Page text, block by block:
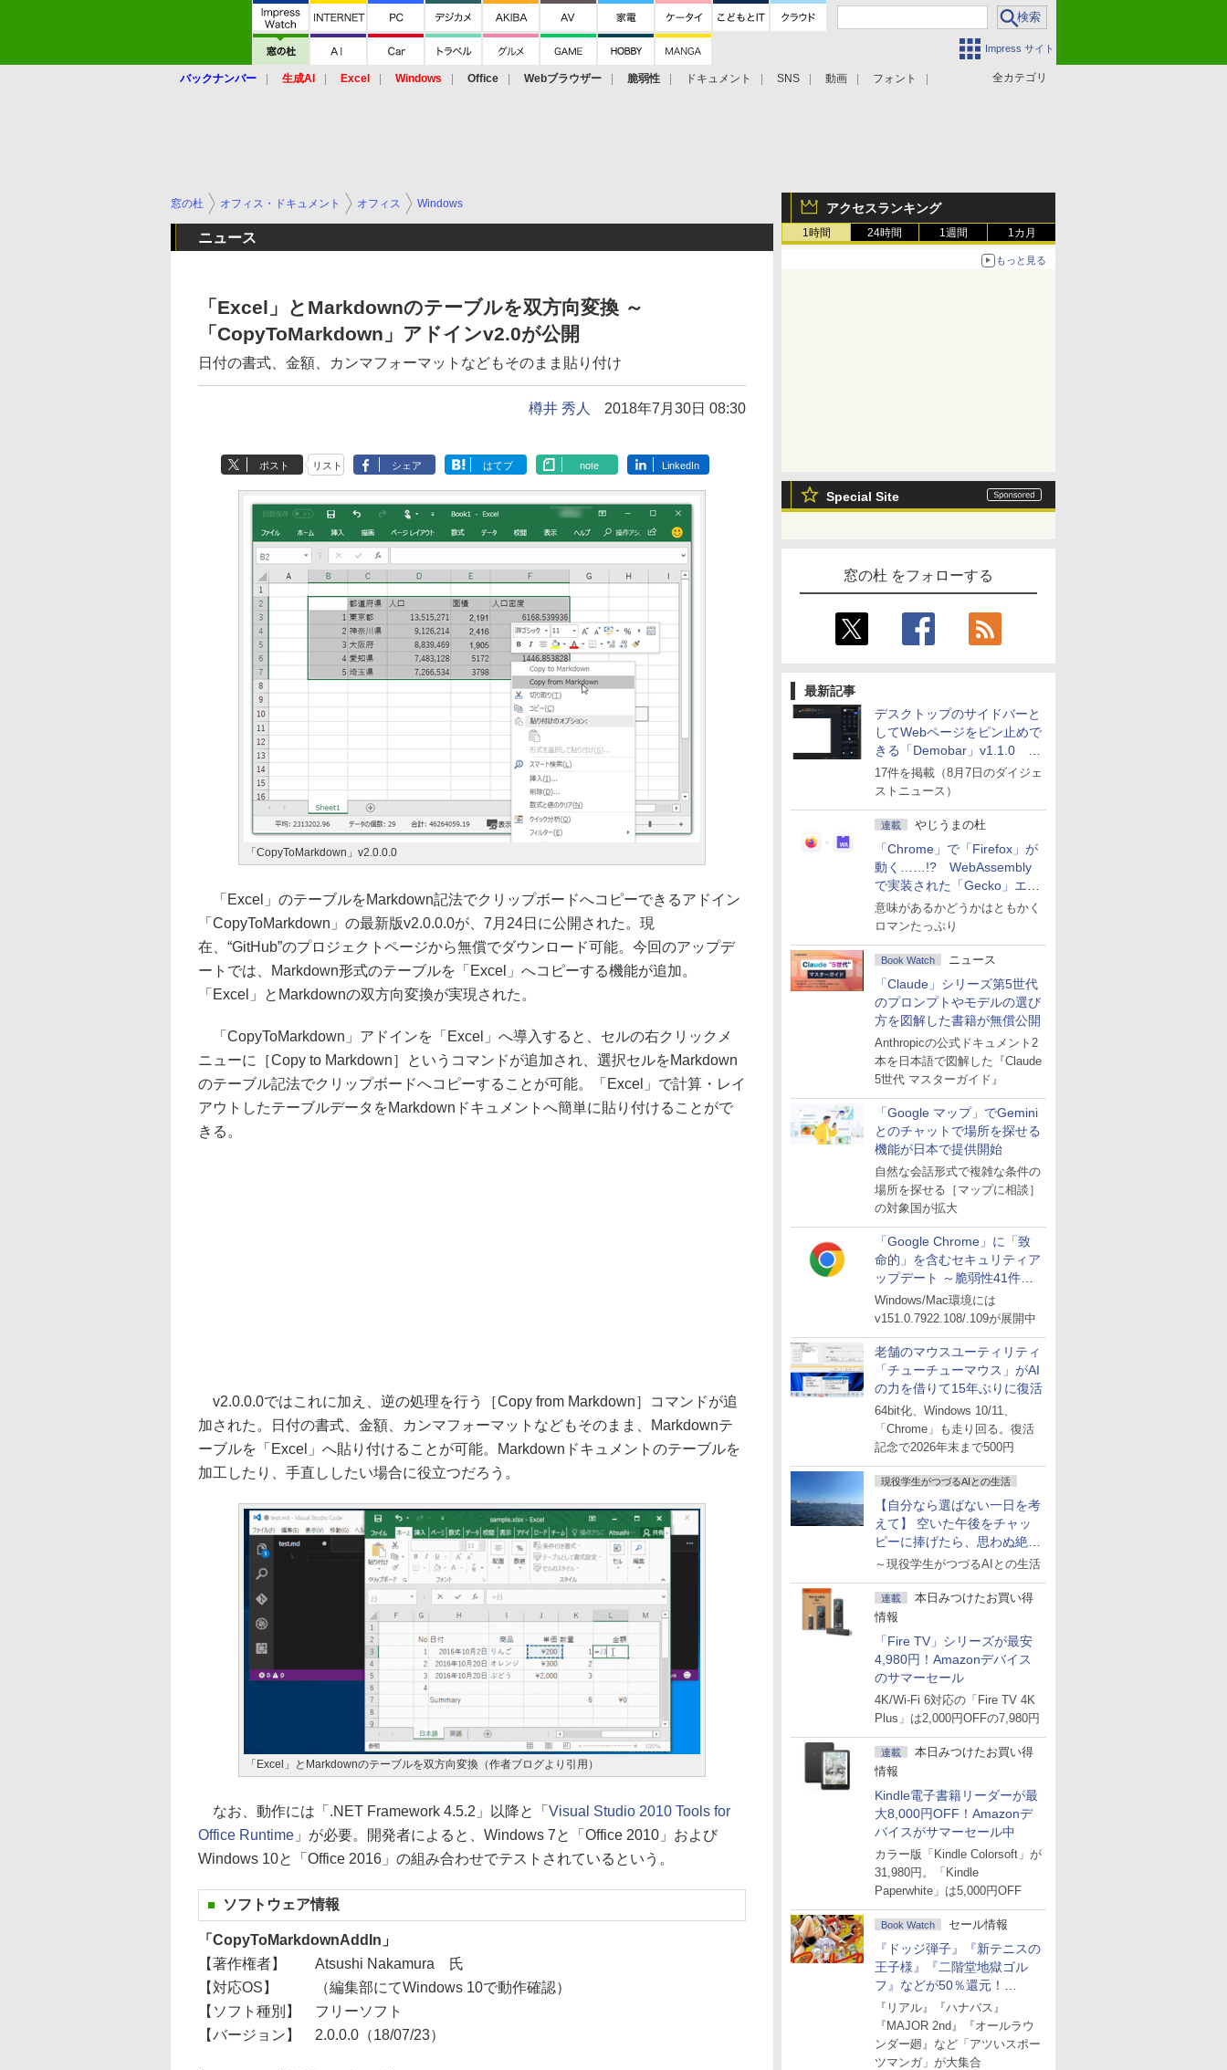
Impress サイト
全カテゴリ
バックナンバー 生成AI Excel Windows Office Webブラウザー 脆弱性 ドキュメント SNS 動画 フォント
アクセスランキング
1時間 24時間 1週間 1カ月
もっと見る
Special Site
窓の杜 をフォローする
最新記事
デスクトップのサイドバーと
してWebページをピン止めで
きる「Demobar」v1.1.0 ほ
か
17件を掲載（8月7日のダイジェ
ストニュース）
連載 やじうまの杜
「Chrome」で「Firefox」が
動く……!? WebAssembly
で実装された「Gecko」エン
ジン
意味があるかどうかはともかく
ロマンたっぷり
Book Watch ニュース
「Claude」シリーズ第5世代
のプロンプトやモデルの選び
方を図解した書籍が無償公開
Anthropicの公式ドキュメント2
本を日本語で図解した『Claude
5世代 マスターガイド』
「Google マップ」でGemini
とのチャットで場所を探せる
機能が日本で提供開始
自然な会話形式で複雑な条件の
場所を探せる［マップに相談］
の対象国が拡大
「Google Chrome」に「致
命的」を含むセキュリティア
ップデート ～脆弱性41件に
対処
Windows/Mac環境には
v151.0.7922.108/.109が展開中
老舗のマウスユーティリティ
「チューチューマウス」がAI
の力を借りて15年ぶりに復活
64bit化、Windows 10/11、
「Chrome」も走り回る。復活
記念で2026年末まで500円
現役学生がつづるAIとの生活
【自分なら選ばない一日を考
えて】 空いた午後をチャッ
ピーに捧げたら、思わぬ絶景
に出会った話
～現役学生がつづるAIとの生活
連載
本日みつけたお買い得
情報
「Fire TV」シリーズが最安
4,980円！Amazonデバイス
のサマーセール
4K/Wi-Fi 6対応の「Fire TV 4K
Plus」は2,000円OFFの7,980円
連載
本日みつけたお買い得
情報
Kindle電子書籍リーダーが最
大8,000円OFF！Amazonデ
バイスがサマーセール中
カラー版「Kindle Colorsoft」が
31,980円。「Kindle
Paperwhite」は5,000円OFF
Book Watch セール情報
『ドッジ弾子』『新テニスの
王子様』『二階堂地獄ゴル
フ』などが50％還元！
Amazonマンガ週末セール
『リアル』『ハナバス』
『MAJOR 2nd』『オールラウ
ンダー廻』など「アツいスポー
ツマンガ」が大集合
窓の杜 オフィス・ドキュメント オフィス Windows
ニュース
「Excel」とMarkdownのテーブルを双方向変換 ～
「CopyToMarkdown」アドインv2.0が公開
日付の書式、金額、カンマフォーマットなどもそのまま貼り付け
樽井 秀人 2018年7月30日 08:30
ポスト リスト シェア はてブ note LinkedIn
「CopyToMarkdown」v2.0.0.0
「Excel」のテーブルをMarkdown記法でクリップボードへコピーできるアドイン
「CopyToMarkdown」の最新版v2.0.0.0が、7月24日に公開された。現
在、“GitHub”のプロジェクトページから無償でダウンロード可能。今回のアップデ
ートでは、Markdown形式のテーブルを「Excel」へコピーする機能が追加。
「Excel」とMarkdownの双方向変換が実現された。
「CopyToMarkdown」アドインを「Excel」へ導入すると、セルの右クリックメ
ニューに［Copy to Markdown］というコマンドが追加され、選択セルをMarkdown
のテーブル記法でクリップボードへコピーすることが可能。「Excel」で計算・レイ
アウトしたテーブルデータをMarkdownドキュメントへ簡単に貼り付けることがで
きる。
v2.0.0.0ではこれに加え、逆の処理を行う［Copy from Markdown］コマンドが追
加された。日付の書式、金額、カンマフォーマットなどもそのまま、Markdownテ
ーブルを「Excel」へ貼り付けることが可能。Markdownドキュメントのテーブルを
加工したり、手直ししたい場合に役立つだろう。
「Excel」とMarkdownのテーブルを双方向変換（作者ブログより引用）
なお、動作には「.NET Framework 4.5.2」以降と「 Visual Studio 2010 Tools for
Office Runtime 」が必要。開発者によると、Windows 7と「Office 2010」および
Windows 10と「Office 2016」の組み合わせでテストされているという。
ソフトウェア情報
「CopyToMarkdownAddIn」
【著作権者】
Atsushi Nakamura 氏
【対応OS】
（編集部にてWindows 10で動作確認）
【ソフト種別】
フリーソフト
【バージョン】
2.0.0.0（18/07/23）